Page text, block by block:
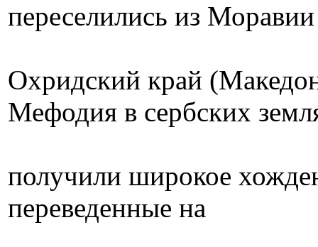
переселились из
Охридский край
Мефодия в сербских
получили широкое
переведенные на